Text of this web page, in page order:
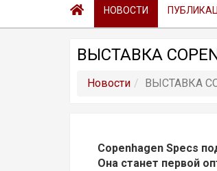
НОВОСТИ
ВЫСТАВКА
Новости ВЫСТАВКА
Copenhagen Specs
Она станет первой